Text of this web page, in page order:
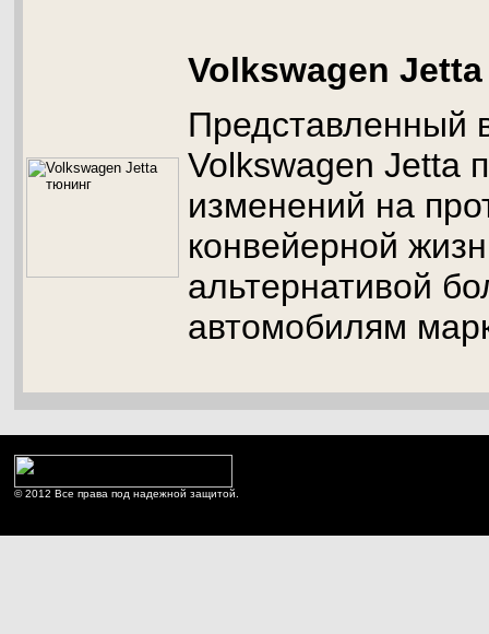
Volkswagen
Представленный
Volkswagen Jetta
изменений на
конвейерной
альтернативой
автомобилям
© 2012 Все права под надежной защитой.